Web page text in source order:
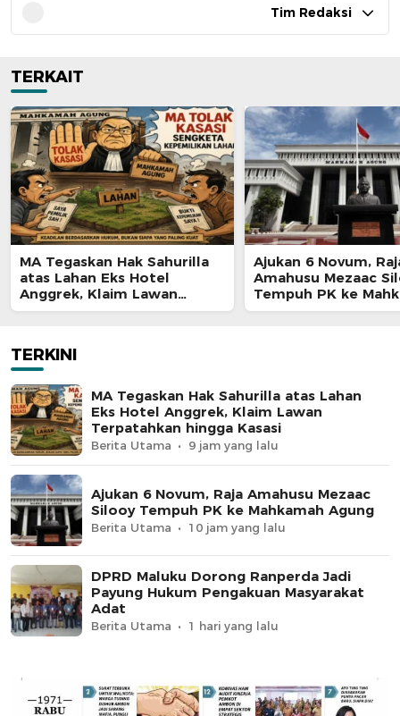
Tim Redaksi
TERKAIT
MA Tegaskan Hak Sahurilla
atas Lahan Eks Hotel
Anggrek, Klaim Lawan
Terpatahkan hingga Kasasi
Ajukan 6 Novum,
Amahusu Mezaac
Tempuh PK ke
Agung
TERKINI
MA Tegaskan Hak Sahurilla atas Lahan
Eks Hotel Anggrek, Klaim Lawan
Terpatahkan hingga Kasasi
Berita Utama 9 jam yang lalu
Ajukan 6 Novum, Raja Amahusu Mezaac
Silooy Tempuh PK ke Mahkamah Agung
Berita Utama 10 jam yang lalu
DPRD Maluku Dorong Ranperda Jadi
Payung Hukum Pengakuan Masyarakat
Adat
Berita Utama 1 hari yang lalu